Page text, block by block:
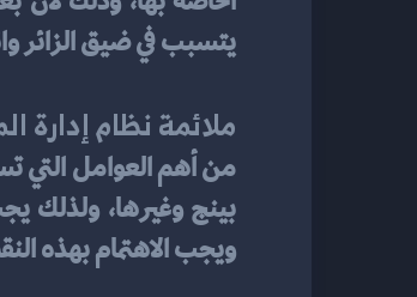
يتسبب في ضيق الزائر
ملائمة نظام إدارة
ويجب الاهتمام بهذه